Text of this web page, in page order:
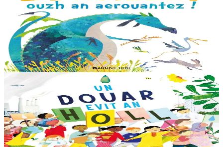
Diwallit ouzh an aerouantez !
Dreistordinal eo ti nevez Eflammez. Bleunioù zo, geot flour hag
amezeien plijus-tre. Sur eo ?... - N’out ket evit chom amañ ! a huch
al loened all dezhi. Ha...
Er stok13,00 €
Bannoù-heol
Un douar evit an holl
Bras-divent eo hor planedenn ha kaer-meurbet ivez, met ezhomm he
deus ouzhin hag ouzhit. Reiñ da gompren gwelloc’h efedoù Mab-
den war hor planedenn a ra al levr kaer-mañ....